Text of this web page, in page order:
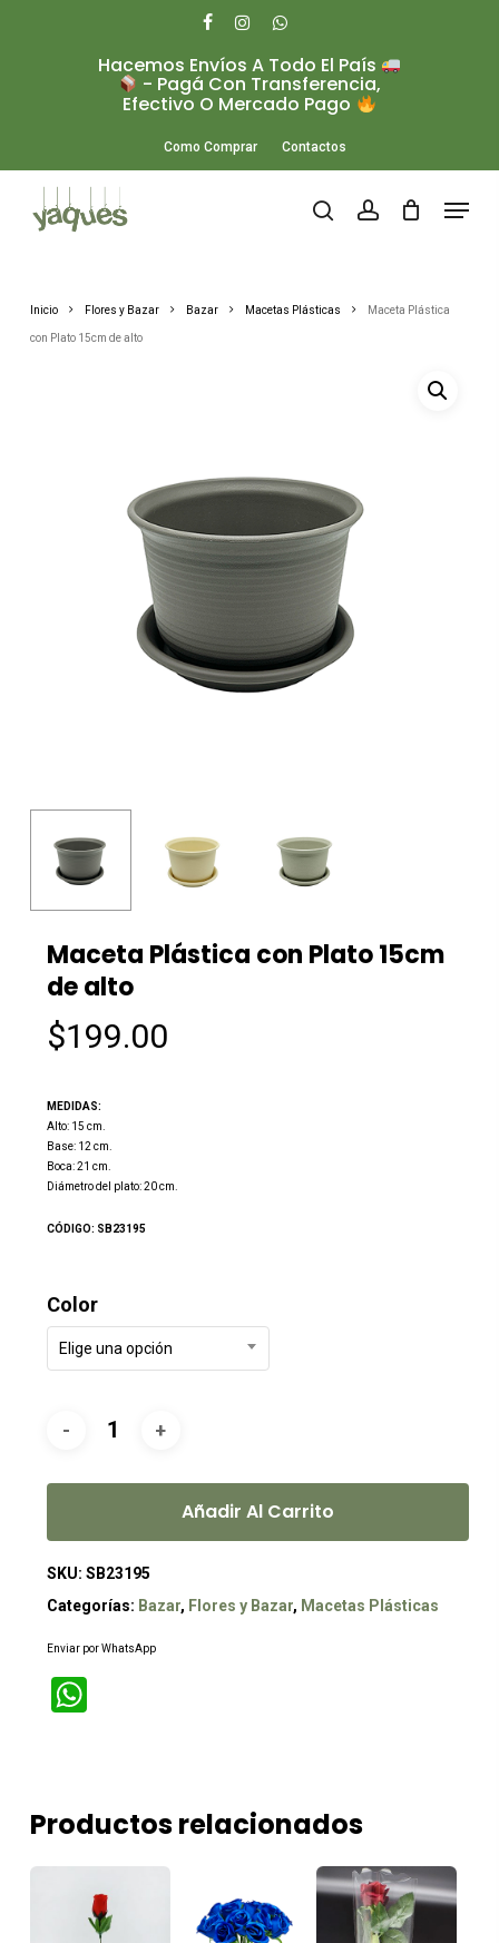
Hacemos Envíos A Todo El País
- Pagá Con Transferencia,
Efectivo O Mercado Pago
Como Comprar Contactos
search account
Menu
Inicio Flores y Bazar Bazar Macetas Plásticas Maceta Plástica
con Plato 15cm de alto
Maceta Plástica con Plato 15cm
de alto
$199.00
MEDIDAS:
Alto: 15 cm.
Base: 12 cm.
Boca: 21 cm.
Diámetro del plato: 20 cm.
CÓDIGO: SB23195
Color
Elige una opción
Añadir Al Carrito
SKU: SB23195
Categorías: Bazar, Flores y Bazar, Macetas Plásticas
Enviar por WhatsApp
WhatsApp
Productos relacionados
Este